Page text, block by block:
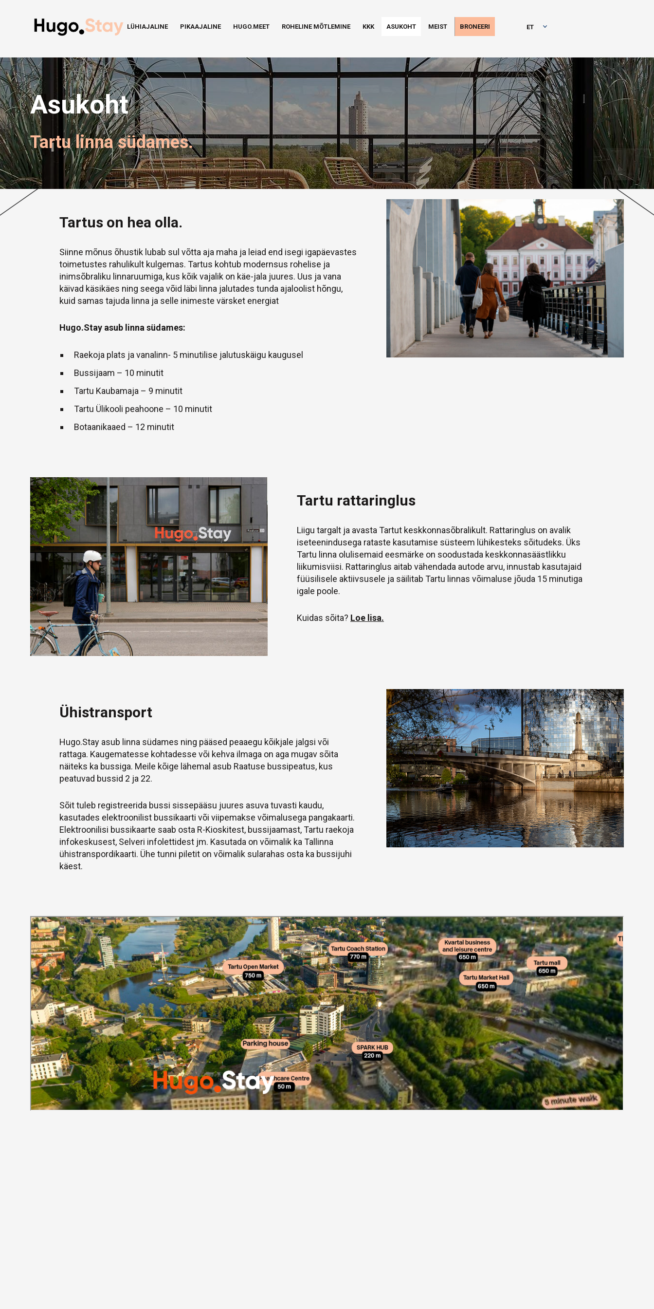
LÜHIAJALINE PIKAAJALINE HUGO.MEET ROHELINE MÕTLEMINE KKK ASUKOHT MEIST BRONEERI ET
Asukoht
Tartu linna südames.
Tartus on hea olla.
Siinne mõnus õhustik lubab sul võtta aja maha ja leiad end isegi igapäevastes
toimetustes rahulikult kulgemas. Tartus kohtub modernsus rohelise ja
inimsõbraliku linnaruumiga, kus kõik vajalik on käe-jala juures. Uus ja vana
käivad käsikäes ning seega võid läbi linna jalutades tunda ajaloolist hõngu,
kuid samas tajuda linna ja selle inimeste värsket energiat
Hugo.Stay asub linna südames:
Raekoja plats ja vanalinn- 5 minutilise jalutuskäigu kaugusel
Bussijaam – 10 minutit
Tartu Kaubamaja – 9 minutit
Tartu Ülikooli peahoone – 10 minutit
Botaanikaaed – 12 minutit
Tartu rattaringlus
Liigu targalt ja avasta Tartut keskkonnasõbralikult. Rattaringlus on avalik
iseteenindusega rataste kasutamise süsteem lühikesteks sõitudeks. Üks
Tartu linna olulisemaid eesmärke on soodustada keskkonnasäästlikku
liikumisviisi. Rattaringlus aitab vähendada autode arvu, innustab kasutajaid
füüsilisele aktiivsusele ja säilitab Tartu linnas võimaluse jõuda 15 minutiga
igale poole.
Kuidas sõita? Loe lisa.
Ühistransport
Hugo.Stay asub linna südames ning pääsed peaaegu kõikjale jalgsi või
rattaga. Kaugematesse kohtadesse või kehva ilmaga on aga mugav sõita
näiteks ka bussiga. Meile kõige lähemal asub Raatuse bussipeatus, kus
peatuvad bussid 2 ja 22.
Sõit tuleb registreerida bussi sissepääsu juures asuva tuvasti kaudu,
kasutades elektroonilist bussikaarti või viipemakse võimalusega pangakaarti.
Elektroonilisi bussikaarte saab osta R-Kioskitest, bussijaamast, Tartu raekoja
infokeskusest, Selveri infolettidest jm. Kasutada on võimalik ka Tallinna
ühistranspordikaarti. Ühe tunni piletit on võimalik sularahas osta ka bussijuhi
käest.